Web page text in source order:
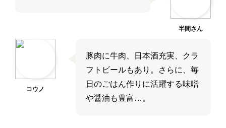
半間さん
コウノ
豚肉に牛肉、日本酒充実、クラ
フトビールもあり。さらに、毎
日のごはん作りに活躍する味噌
や醤油も豊富…。